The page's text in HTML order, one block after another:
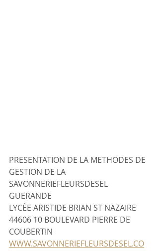
PRESENTATION DE LA METHODES DE
GESTION DE LA
SAVONNERIEFLEURSDESEL
GUERANDE
LYCÉE ARISTIDE BRIAN ST NAZAIRE
44606 10 BOULEVARD PIERRE DE
COUBERTIN
WWW.SAVONNERIEFLEURSDESEL.CO